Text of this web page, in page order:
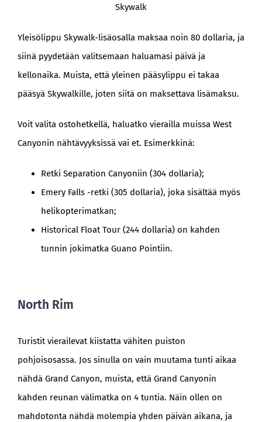
Skywalk
Yleisölippu Skywalk-lisäosalla maksaa noin 80 dollaria, ja
siinä pyydetään valitsemaan haluamasi päivä ja
kellonaika. Muista, että yleinen pääsylippu ei takaa
pääsyä Skywalkille, joten siitä on maksettava lisämaksu.
Voit valita ostohetkellä, haluatko vierailla muissa West
Canyonin nähtävyyksissä vai et. Esimerkkinä:
Retki Separation Canyoniin (304 dollaria);
Emery Falls -retki (305 dollaria), joka sisältää myös
helikopterimatkan;
Historical Float Tour (244 dollaria) on kahden
tunnin jokimatka Guano Pointiin.
North Rim
Turistit vierailevat kiistatta vähiten puiston
pohjoisosassa. Jos sinulla on vain muutama tunti aikaa
nähdä Grand Canyon, muista, että Grand Canyonin
kahden reunan välimatka on 4 tuntia. Näin ollen on
mahdotonta nähdä molempia yhden päivän aikana, ja